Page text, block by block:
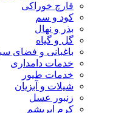
قارچ خوراکی
کود و سم
بذر و نهال
گل و گیاه
باغبانی و فضای
خدمات دامداری
خدمات طیور
شیلات و آبزیان
زنبور عسل
کرم ابریشم